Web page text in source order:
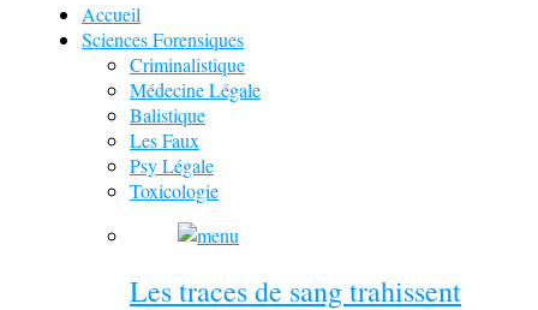
Accueil
Sciences Forensiques
Criminalistique
Médecine Légale
Balistique
Les Faux
Psy Légale
Toxicologie
Les traces de sang trahissent